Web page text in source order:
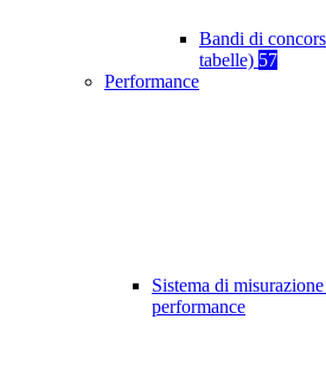
Bandi di
tabelle) 57
Performance
Sistema di
performance